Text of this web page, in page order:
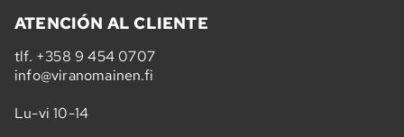
ATENCIÓN AL CLIENTE
tlf. +358 9 454 0707
info@viranomainen.fi
Lu-vi 10-14